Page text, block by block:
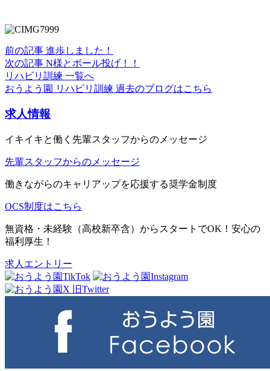
前の記事 進歩しました！
次の記事 N様とボール投げ！！
リハビリ訓練 一覧へ
おうよう園 リハビリ訓練 過去のブログはこちら
求人情報
イキイキと働く先輩スタッフからのメッセージ
先輩スタッフからのメッセージ
働きながらのキャリアップを応援する奨学金制度
OCS制度はこちら
無資格・未経験（高校新卒含）からスタートでOK！安心の
福利厚生！
求人エントリー